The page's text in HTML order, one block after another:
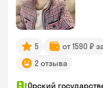
5 от 1590 ₽
2 отзыва
Орский